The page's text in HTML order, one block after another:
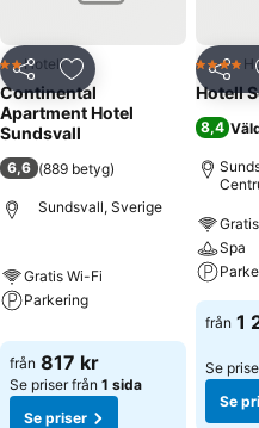
Dela Lägg till i Mina
2 Stjärnor
Hotell
Continental
Apartment Hotel
Sundsvall
6,6 (889 betyg)
Sundsvall, Sverige
Gratis Wi-Fi
Parkering
från 817 kr
Se priser från 1 sida
Se priser
Dela
4 Stjärnor
Hotell
8,4
Spa
från 1
Se
Se